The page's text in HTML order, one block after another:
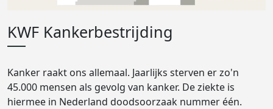
KWF Kankerbestrijding
Kanker raakt ons allemaal. Jaarlijks sterven er zo'n
45.000 mensen als gevolg van kanker. De ziekte is
hiermee in Nederland doodsoorzaak nummer één.